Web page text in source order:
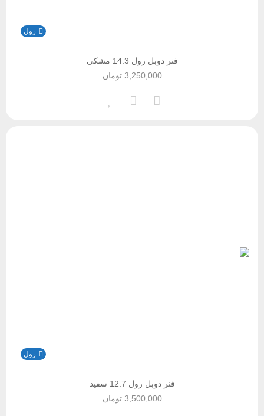
رول
فنر دوبل رول 14.3 مشکی
تومان3,250,000
رول
فنر دوبل رول 12.7 سفید
تومان3,500,000